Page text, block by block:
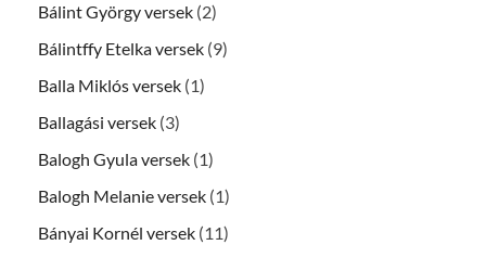
Bálint György versek (2)
Bálintffy Etelka versek (9)
Balla Miklós versek (1)
Ballagási versek (3)
Balogh Gyula versek (1)
Balogh Melanie versek (1)
Bányai Kornél versek (11)